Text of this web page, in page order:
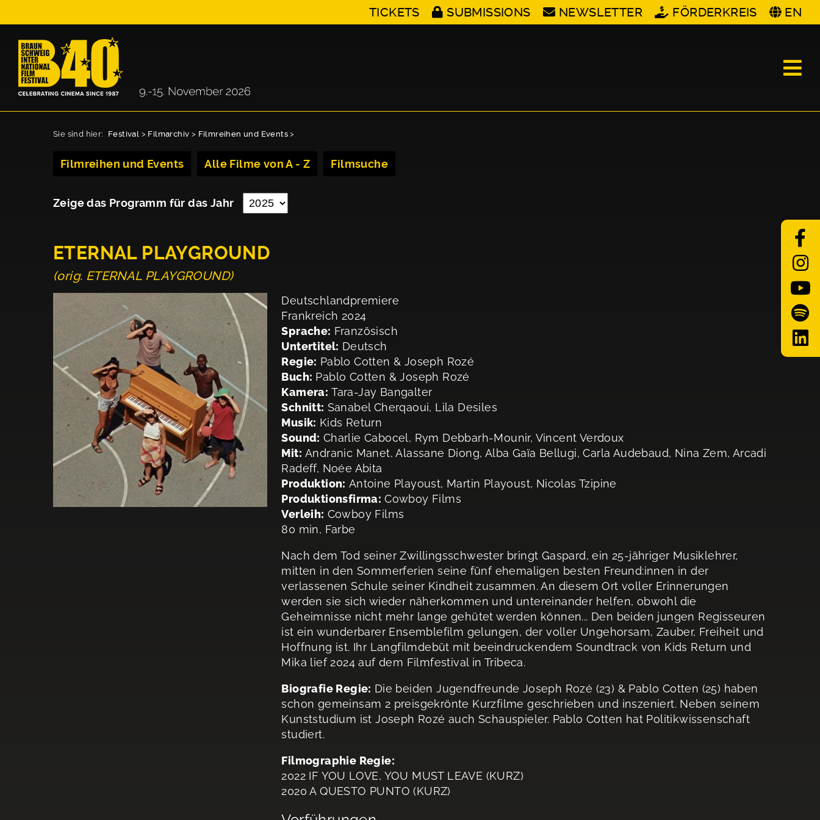
TICKETS SUBMISSIONS NEWSLETTER FÖRDERKREIS EN
Sie sind hier: Festival > Filmarchiv > Filmreihen und Events >
Filmreihen und Events Alle Filme von A - Z Filmsuche
Zeige das Programm für das Jahr
ETERNAL PLAYGROUND
(orig. ETERNAL PLAYGROUND)
Deutschlandpremiere
Frankreich 2024
Sprache: Französisch
Untertitel: Deutsch
Regie: Pablo Cotten & Joseph Rozé
Buch: Pablo Cotten & Joseph Rozé
Kamera: Tara-Jay Bangalter
Schnitt: Sanabel Cherqaoui, Lila Desiles
Musik: Kids Return
Sound: Charlie Cabocel, Rym Debbarh-Mounir, Vincent Verdoux
Mit: Andranic Manet, Alassane Diong, Alba Gaïa Bellugi, Carla Audebaud, Nina Zem, Arcadi
Radeff, Noée Abita
Produktion: Antoine Playoust, Martin Playoust, Nicolas Tzipine
Produktionsfirma: Cowboy Films
Verleih: Cowboy Films
80 min, Farbe
Nach dem Tod seiner Zwillingsschwester bringt Gaspard, ein 25-jähriger Musiklehrer,
mitten in den Sommerferien seine fünf ehemaligen besten Freund:innen in der
verlassenen Schule seiner Kindheit zusammen. An diesem Ort voller Erinnerungen
werden sie sich wieder näherkommen und untereinander helfen, obwohl die
Geheimnisse nicht mehr lange gehütet werden können... Den beiden jungen Regisseuren
ist ein wunderbarer Ensemblefilm gelungen, der voller Ungehorsam, Zauber, Freiheit und
Hoffnung ist. Ihr Langfilmdebüt mit beeindruckendem Soundtrack von Kids Return und
Mika lief 2024 auf dem Filmfestival in Tribeca.
Biografie Regie: Die beiden Jugendfreunde Joseph Rozé (23) & Pablo Cotten (25) haben
schon gemeinsam 2 preisgekrönte Kurzfilme geschrieben und inszeniert. Neben seinem
Kunststudium ist Joseph Rozé auch Schauspieler. Pablo Cotten hat Politikwissenschaft
studiert.
Filmographie Regie:
2022 IF YOU LOVE, YOU MUST LEAVE (KURZ)
2020 A QUESTO PUNTO (KURZ)